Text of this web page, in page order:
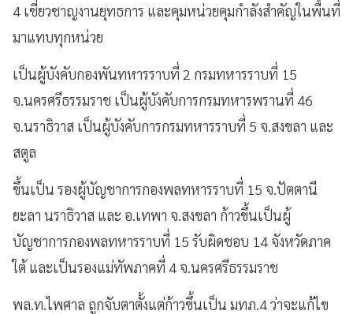
4 เชี่ยวชาญงานยุทธการ และคุมหน่วยคุมกำลังสำคัญในพื้นที่
มาแทบทุกหน่วย
เป็นผู้บังคับกองพันทหารราบที่ 2 กรมทหารราบที่ 15
จ.นครศรีธรรมราช เป็นผู้บังคับการกรมทหารพรานที่ 46
จ.นราธิวาส เป็นผู้บังคับการกรมทหารราบที่ 5 จ.สงขลา และ
สตูล
ขึ้นเป็น รองผู้บัญชาการกองพลทหารราบที่ 15 จ.ปัตตานี
ยะลา นราธิวาส และ อ.เทพา จ.สงขลา ก้าวขึ้นเป็นผู้
บัญชาการกองพลทหารราบที่ 15 รับผิดชอบ 14 จังหวัดภาค
ใต้ และเป็นรองแม่ทัพภาคที่ 4 จ.นครศรีธรรมราช
พล.ท.ไพศาล ถูกจับตาตั้งแต่ก้าวขึ้นเป็น มทภ.4 ว่าจะแก้ไข